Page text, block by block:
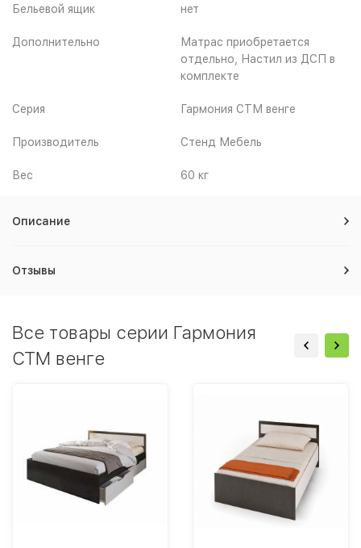
Бельевой ящик нет
Дополнительно
Матрас приобретается
отдельно, Настил из ДСП в
комплекте
Серия Гармония СТМ венге
Производитель Стенд Мебель
Вес 60 кг
Описание
Отзывы
Все товары серии Гармония
СТМ венге